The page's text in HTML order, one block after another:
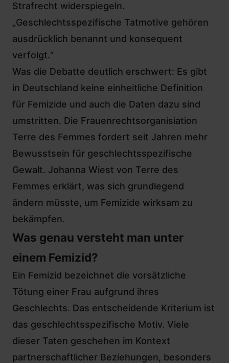
Strafrecht widerspiegeln.
„Geschlechtsspezifische Tatmotive gehören
ausdrücklich benannt und konsequent
verfolgt.“
Was die Debatte deutlich erschwert: Es gibt
in Deutschland keine einheitliche Definition
für Femizide und auch die Daten dazu sind
umstritten. Die Frauenrechtsorganisiation
Terre des Femmes fordert seit Jahren mehr
Bewusstsein für geschlechtsspezifische
Gewalt. Johanna Wiest von Terre des
Femmes erklärt, was sich grundlegend
ändern müsste, um Femizide wirksam zu
bekämpfen.
Was genau versteht man unter
einem Femizid?
Ein Femizid bezeichnet die vorsätzliche
Tötung einer Frau aufgrund ihres
Geschlechts. Das entscheidende Kriterium ist
das geschlechtsspezifische Motiv. Viele
dieser Taten geschehen im Kontext
partnerschaftlicher Beziehungen, besonders